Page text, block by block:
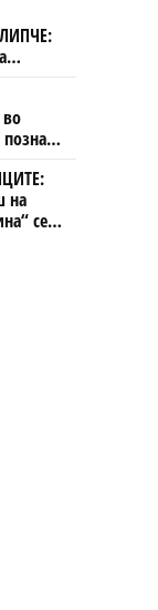
на
се